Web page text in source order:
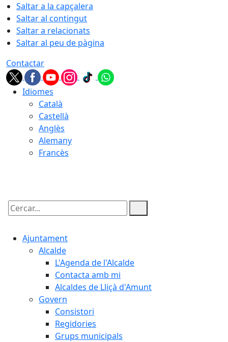
Saltar a la capçalera
Saltar al contingut
Saltar a relacionats
Saltar al peu de pàgina
Contactar
Idiomes
Català
Castellà
Anglès
Alemany
Francès
Cercar:
Ajuntament
Alcalde
L'Agenda de l'Alcalde
Contacta amb mi
Alcaldes de Lliçà d'Amunt
Govern
Consistori
Regidories
Grups municipals